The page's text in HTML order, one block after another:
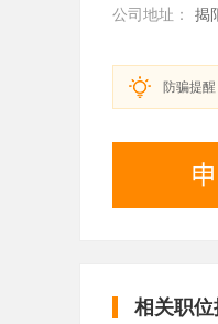
公司地址：
揭
防骗提
相关职位